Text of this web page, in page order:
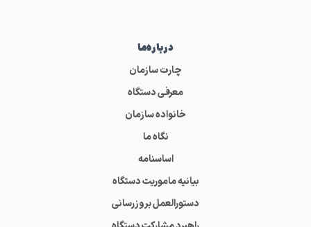
درباره‌ما
چارت سازمان
معرفی دستگاه
خانواده سازمان
نگاه ما
اساسنامه
بیانیه ماموریت دستگاه
دستورالعمل بروزرسانی